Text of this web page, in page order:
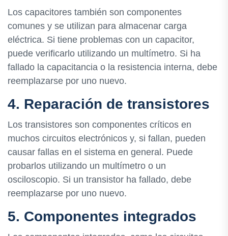
Los capacitores también son componentes
comunes y se utilizan para almacenar carga
eléctrica. Si tiene problemas con un capacitor,
puede verificarlo utilizando un multímetro. Si ha
fallado la capacitancia o la resistencia interna, debe
reemplazarse por uno nuevo.
4. Reparación de transistores
Los transistores son componentes críticos en
muchos circuitos electrónicos y, si fallan, pueden
causar fallas en el sistema en general. Puede
probarlos utilizando un multímetro o un
osciloscopio. Si un transistor ha fallado, debe
reemplazarse por uno nuevo.
5. Componentes integrados